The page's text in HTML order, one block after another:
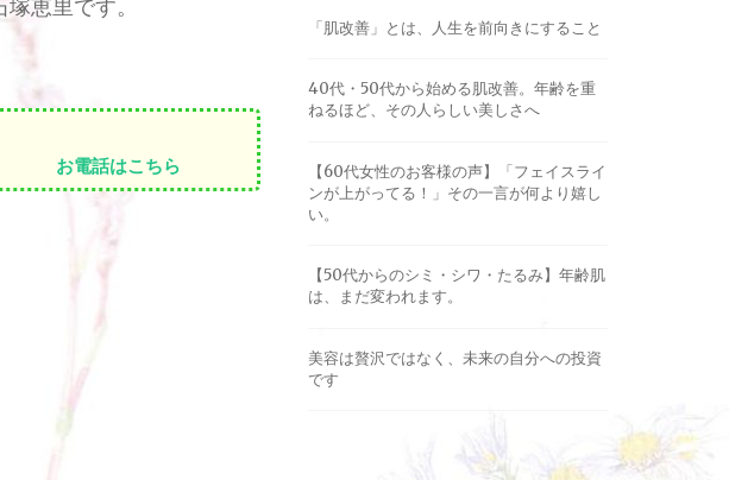
恵里です。
お電話はこちら
「肌改善」とは、人生を前向きにすること
40代・50代から始める肌改善。年齢を重
ねるほど、その人らしい美しさへ
【60代女性のお客様の声】「フェイスライ
ンが上がってる！」その一言が何より嬉し
い。
【50代からのシミ・シワ・たるみ】年齢肌
は、まだ変われます。
美容は贅沢ではなく、未来の自分への投資
です